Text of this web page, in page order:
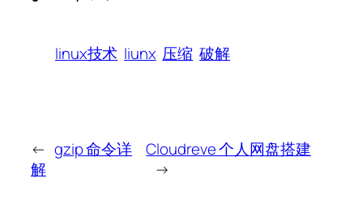
linux技术 liunx 压缩 破解
← gzip 命令详
解
Cloudreve 个人网盘搭建
→